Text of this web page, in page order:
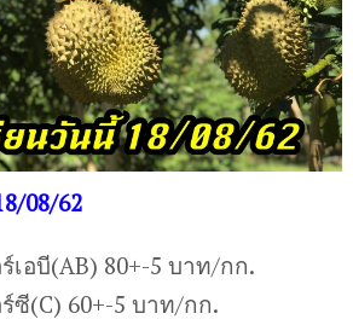
08/62
เอบี(AB) 80+-5 บาท/กก.
ซี(C) 60+-5 บาท/กก.